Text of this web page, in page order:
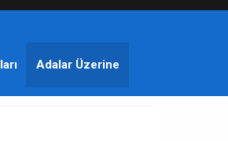
Adalar Üzerine